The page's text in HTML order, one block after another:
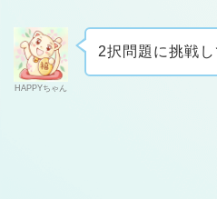
HAPPYちゃん
2択問題に挑戦